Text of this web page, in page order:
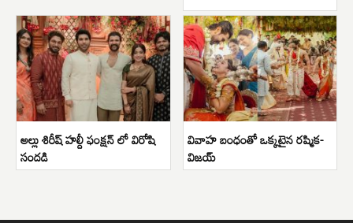
అల్లు శిరీష్ హల్దీ ఫంక్షన్ లో విరోషి
సందడి
వివాహ బంధంతో ఒక్కటైన రష్మిక-
విజయ్